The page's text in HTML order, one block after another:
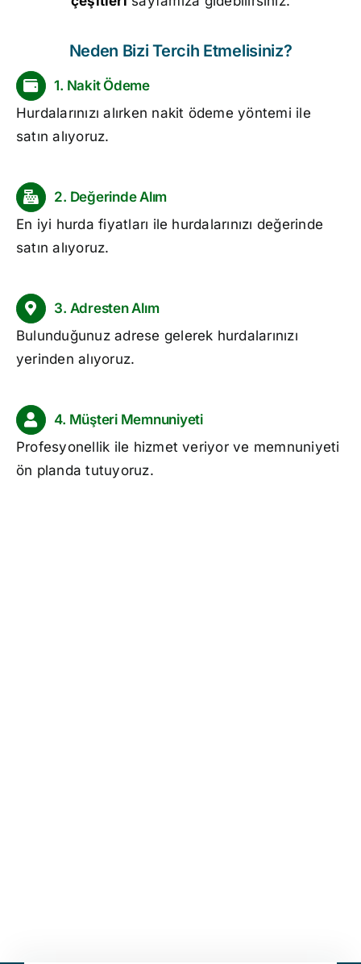
Neden Bizi Tercih Etmelisiniz?
1. Nakit Ödeme
Hurdalarınızı alırken nakit ödeme yöntemi ile
satın alıyoruz.
2. Değerinde Alım
En iyi hurda fiyatları ile hurdalarınızı değerinde
satın alıyoruz.
3. Adresten Alım
Bulunduğunuz adrese gelerek hurdalarınızı
yerinden alıyoruz.
4. Müşteri Memnuniyeti
Profesyonellik ile hizmet veriyor ve memnuniyeti
ön planda tutuyoruz.